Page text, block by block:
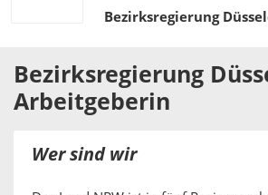
Bezirksregierung
Bezirksregierung
Arbeitgeberin
Wer sind wir